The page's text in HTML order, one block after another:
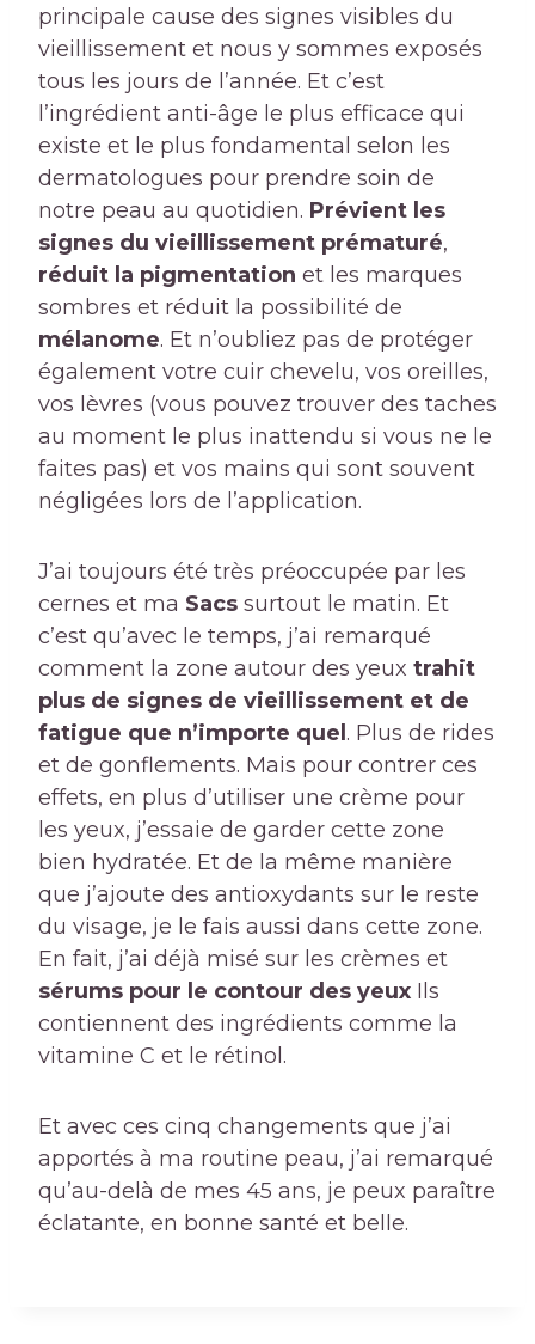
principale cause des signes visibles du
vieillissement et nous y sommes exposés
tous les jours de l’année. Et c’est
l’ingrédient anti-âge le plus efficace qui
existe et le plus fondamental selon les
dermatologues pour prendre soin de
notre peau au quotidien. Prévient les
signes du vieillissement prématuré,
réduit la pigmentation et les marques
sombres et réduit la possibilité de
mélanome. Et n’oubliez pas de protéger
également votre cuir chevelu, vos oreilles,
vos lèvres (vous pouvez trouver des taches
au moment le plus inattendu si vous ne le
faites pas) et vos mains qui sont souvent
négligées lors de l’application.
J’ai toujours été très préoccupée par les
cernes et ma Sacs surtout le matin. Et
c’est qu’avec le temps, j’ai remarqué
comment la zone autour des yeux trahit
plus de signes de vieillissement et de
fatigue que n’importe quel . Plus de rides
et de gonflements. Mais pour contrer ces
effets, en plus d’utiliser une crème pour
les yeux, j’essaie de garder cette zone
bien hydratée. Et de la même manière
que j’ajoute des antioxydants sur le reste
du visage, je le fais aussi dans cette zone.
En fait, j’ai déjà misé sur les crèmes et
sérums pour le contour des yeux Ils
contiennent des ingrédients comme la
vitamine C et le rétinol.
Et avec ces cinq changements que j’ai
apportés à ma routine peau, j’ai remarqué
qu’au-delà de mes 45 ans, je peux paraître
éclatante, en bonne santé et belle.